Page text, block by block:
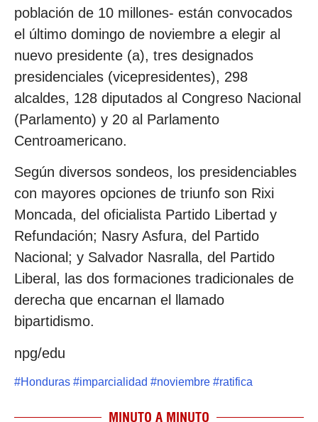
población de 10 millones- están convocados
el último domingo de noviembre a elegir al
nuevo presidente (a), tres designados
presidenciales (vicepresidentes), 298
alcaldes, 128 diputados al Congreso Nacional
(Parlamento) y 20 al Parlamento
Centroamericano.
Según diversos sondeos, los presidenciables
con mayores opciones de triunfo son Rixi
Moncada, del oficialista Partido Libertad y
Refundación; Nasry Asfura, del Partido
Nacional; y Salvador Nasralla, del Partido
Liberal, las dos formaciones tradicionales de
derecha que encarnan el llamado
bipartidismo.
npg/edu
#Honduras #imparcialidad #noviembre #ratifica
MINUTO A MINUTO